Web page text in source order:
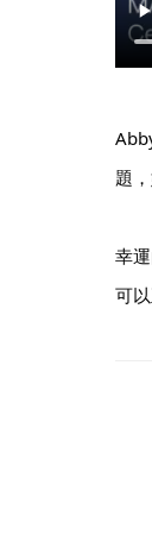
題
幸
可